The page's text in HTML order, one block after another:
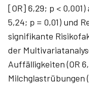
[OR] 6,29; p <
5,24; p = 0,01) und
signifikante
der
Auffälligkeiten (OR
Milchglastrübungen